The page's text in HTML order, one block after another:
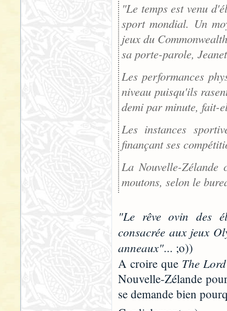
"Le temps est venu
sport mondial. Un
jeux du
sa porte-parole,
Les performances
niveau puisqu'ils
demi par minute, fait-
Les instances
finançant ses
La Nouvelle-
moutons, selon le
"Le rêve ovin des
consacrée aux jeux
anneaux"... ;o))
A croire que The
Nouvelle-Zélande
se demande bien